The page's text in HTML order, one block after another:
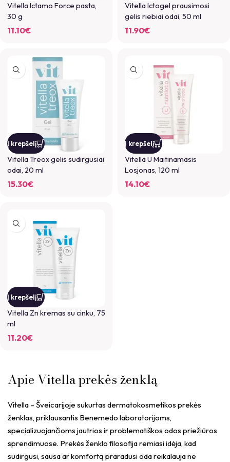
Vitella Ictamo Force pasta,
30 g
11.10€
Vitella Ictogel prausimosi
gelis riebiai odai, 50 ml
11.90€
Į krepšelį
Vitella Treox gelis sudirgusiai
odai, 20 ml
15.30€
Į krepšelį
Vitella U Maitinamasis
Losjonas, 120 ml
14.10€
Į krepšelį
Vitella Zn kremas su cinku, 75
ml
11.20€
Apie Vitella prekės ženklą
Vitella – Šveicarijoje sukurtas dermatokosmetikos prekės
ženklas, priklausantis Benemedo laboratorijoms,
specializuojančioms jautrios ir problematiškos odos priežiūros
sprendimuose. Prekės ženklo filosofija remiasi idėja, kad
sudirgusi, sausa ar komfortą praradusi oda reikalauja ne